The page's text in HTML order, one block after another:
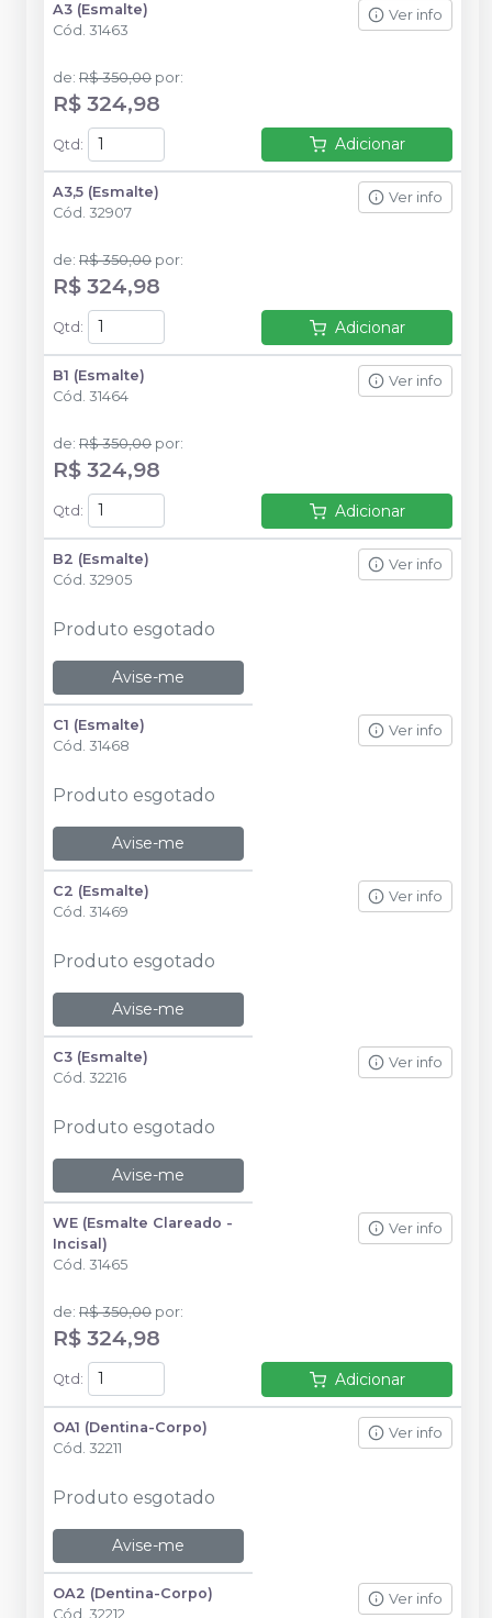
A3 (Esmalte)
Cód. 31463
Ver info
de: R$ 350,00 por:
R$ 324,98
Qtd: Adicionar
A3,5 (Esmalte)
Cód. 32907
Ver info
de: R$ 350,00 por:
R$ 324,98
Qtd : Adicionar
B1 (Esmalte)
Cód. 31464
Ver info
de: R$ 350,00 por:
R$ 324,98
Qtd : Adicionar
B2 (Esmalte)
Cód. 32905
Ver info
Produto esgotado
Avise-me
C1 (Esmalte)
Cód. 31468
Ver info
Produto esgotado
Avise-me
C2 (Esmalte)
Cód. 31469
Ver info
Produto esgotado
Avise-me
C3 (Esmalte)
Cód. 32216
Ver info
Produto esgotado
Avise-me
WE (Esmalte Clareado -
Incisal)
Cód. 31465
Ver info
de: R$ 350,00 por:
R$ 324,98
Qtd : Adicionar
OA1 (Dentina-Corpo)
Cód. 32211
Ver info
Produto esgotado
Avise-me
OA2 (Dentina-Corpo)
Cód. 32212
Ver info